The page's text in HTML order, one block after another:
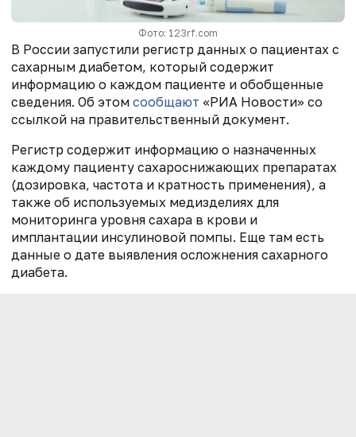
Фото: 123rf.com
В России запустили регистр данных о пациентах с
сахарным диабетом, который содержит
информацию о каждом пациенте и обобщенные
сведения. Об этом сообщают «РИА Новости» со
ссылкой на правительственный документ.
Регистр содержит информацию о назначенных
каждому пациенту сахароснижающих препаратах
(дозировка, частота и кратность применения), а
также об используемых медизделиях для
мониторинга уровня сахара в крови и
имплантации инсулиновой помпы. Еще там есть
данные о дате выявления осложнения сахарного
диабета.